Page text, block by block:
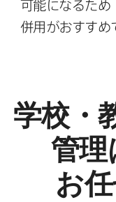
可能に​なる​ため​
併用が​おすすめ
学校・​
管理
お